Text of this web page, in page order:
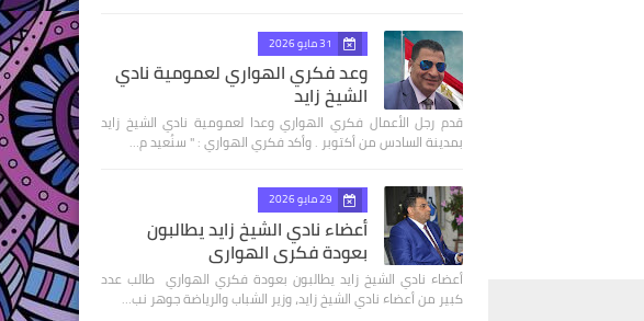
31 مايو 2026
وعد فكري الهواري لعمومية نادي
الشيخ زايد
قدم رجل الأعمال فكري الهواري وعدا لعمومية نادي الشيخ زايد
بمدينة السادس من أكتوبر . وأكد فكري الهواري : " سنُعيد م…
29 مايو 2026
أعضاء نادي الشيخ زايد يطالبون
بعودة فكري الهواري
أعضاء نادي الشيخ زايد يطالبون بعودة فكري الهواري طالب عدد
كبير من أعضاء نادي الشيخ زايد، وزير الشباب والرياضة جوهر نب…